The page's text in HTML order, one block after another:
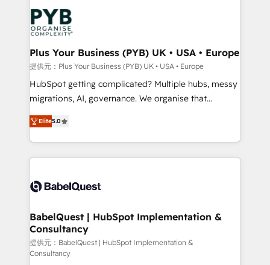
powerful growth engine. Built to convert, scale, and
drive results.
and growth-led companies across technology,
professional services, financial services and
industrial sectors. Offices in Johannesburg, Cape
Town, Dubai & London. 500+ HubSpot CRM
implementations delivered. AI visibility coverage
across ChatGPT, Claude, Perplexity, Gemini and
Google AI Overviews. HubSpot Impact Award -
Innovation HubSpot Impact Award - Platform
Migration Excellence HubSpot Impact Award -
accreditations with HubSpot.
Plus Your Business (PYB) UK • USA • Europe
提供元：Plus Your Business (PYB) UK • USA • Europe
HubSpot getting complicated? Multiple hubs, messy
migrations, AI, governance. We organise that
complexity, so your team can put HubSpot to work...
Welcome to our Profile! We help with: • CRM
implementation, reports, workflows, and team
training • CRM migration from Salesforce, Pipedrive,
custom API integrations • AI governance for
Boutique 'Elite' team of 12 • 150+ clients across Sales
Hub, Marketing Hub, Service Hub, Data Hub and
CMS • ISO/IEC 27001:2022, ISO 9001:2015, and ISO
42001:2023 certified - the AI management standard •
Elite5.0
BabelQuest | HubSpot Implementation &
Consultancy
提供元：BabelQuest | HubSpot Implementation &
Consultancy